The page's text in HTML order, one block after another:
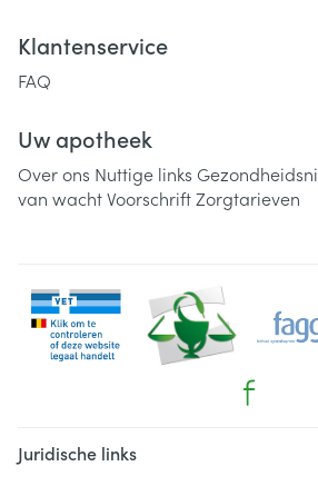
Klantenservice
FAQ
Uw apotheek
Over ons Nuttige links
van wachtVoorschriftZorgtarieven
Juridische links